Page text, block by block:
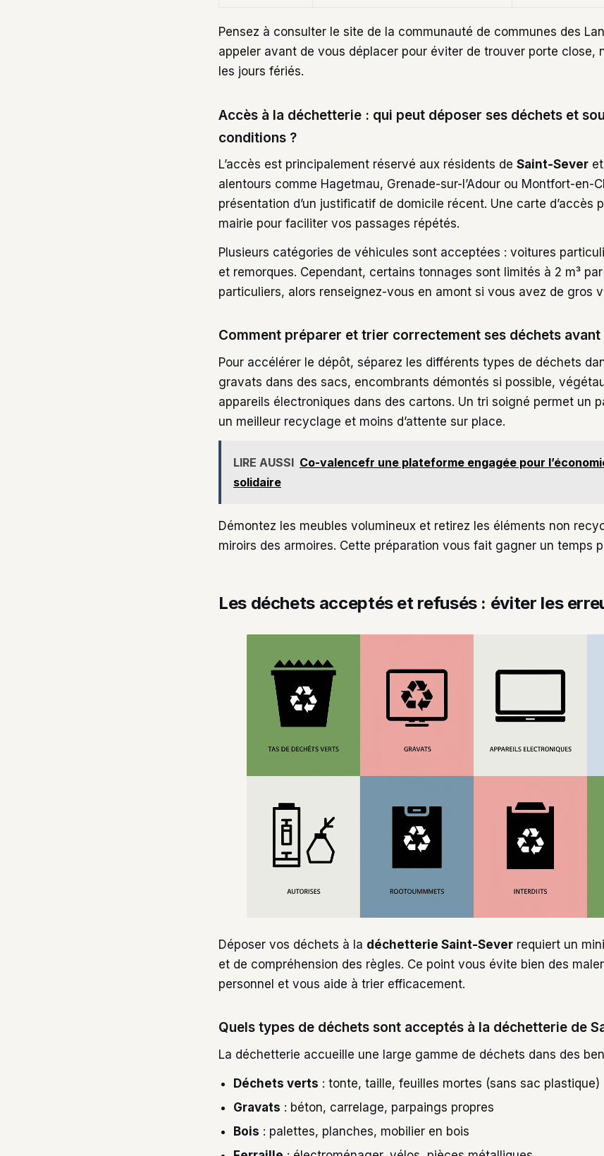
Pensez à consulter le site de la communauté de communes des
appeler avant de vous déplacer pour éviter de trouver porte close,
les jours fériés.
Accès à la déchetterie : qui peut déposer ses déchets et
conditions ?
L’accès est principalement réservé aux résidents de Saint-Sever
alentours comme Hagetmau, Grenade-sur-l’Adour ou Montfort-en-
présentation d’un justificatif de domicile récent. Une carte d’accès
mairie pour faciliter vos passages répétés.
Plusieurs catégories de véhicules sont acceptées : voitures
et remorques. Cependant, certains tonnages sont limités à 2 m³
particuliers, alors renseignez-vous en amont si vous avez de gros
Comment préparer et trier correctement ses déchets avant
Pour accélérer le dépôt, séparez les différents types de déchets
gravats dans des sacs, encombrants démontés si possible,
appareils électroniques dans des cartons. Un tri soigné permet un
un meilleur recyclage et moins d’attente sur place.
LIRE AUSSI Co-valencefr une plateforme engagée pour
solidaire
Démontez les meubles volumineux et retirez les éléments non
miroirs des armoires. Cette préparation vous fait gagner un temps
Les déchets acceptés et refusés : éviter les
Déposer vos déchets à la déchetterie Saint-Sever requiert un
et de compréhension des règles. Ce point vous évite bien des
personnel et vous aide à trier efficacement.
Quels types de déchets sont acceptés à la déchetterie de
La déchetterie accueille une large gamme de déchets dans des
Déchets verts : tonte, taille, feuilles mortes (sans sac plastique)
Gravats : béton, carrelage, parpaings propres
Bois : palettes, planches, mobilier en bois